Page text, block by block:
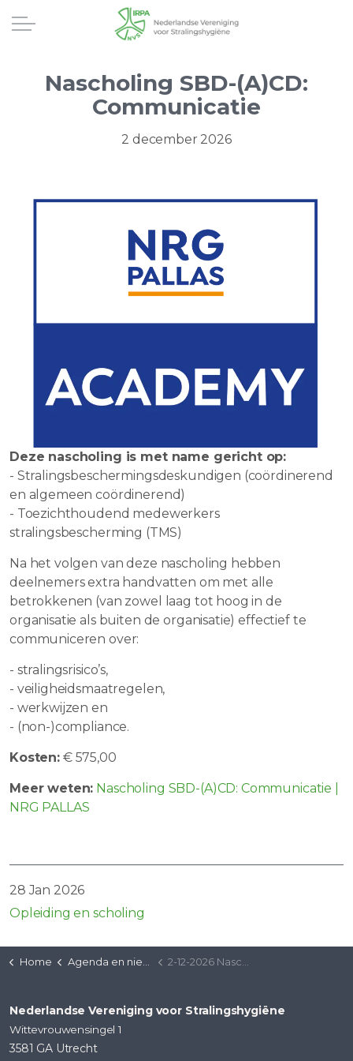
Nascholing SBD-(A)CD:
Communicatie
2 december 2026
Deze nascholing is met name gericht op:
- Stralingsbeschermingsdeskundigen (coördinerend
en algemeen coördinerend)
- Toezichthoudend medewerkers
stralingsbescherming (TMS)
Na het volgen van deze nascholing hebben
deelnemers extra handvatten om met alle
betrokkenen (van zowel laag tot hoog in de
organisatie als buiten de organisatie) effectief te
communiceren over:
- stralingsrisico’s,
- veiligheidsmaatregelen,
- werkwijzen en
- (non-)compliance.
Kosten:€ 575,00
Meer weten: Nascholing SBD-(A)CD: Communicatie |
NRG PALLAS
28 Jan 2026
Opleiding en scholing
Home Agenda en nieuws 2-12-2026 Nascholing SBD-(A)CD: Communicatie
Nederlandse Vereniging voor Stralingshygiëne
Wittevrouwensingel 1
3581 GA Utrecht